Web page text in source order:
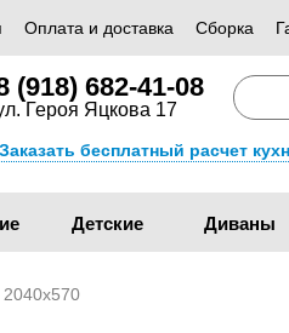
Оплата и доставка Сборка
(918) 682-41-08
Героя Яцкова 17
Заказать бесплатный расчет
Детские Диваны